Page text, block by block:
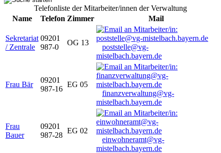
Telefonliste der Mitarbeiter/innen der Verwaltung
Name
Telefon Zimmer Mail
Sekretariat
/ Zentrale
09201
987-0
OG 13
poststelle@vg-
mistelbach.bayern.de
Frau Bär
09201
987-16
EG 05
finanzverwaltung@vg-
mistelbach.bayern.de
Frau
Bauer
09201
987-28
EG 02
einwohneramt@vg-
mistelbach.bayern.de